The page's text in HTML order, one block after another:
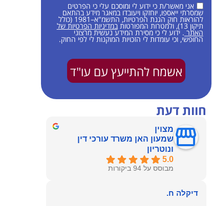
אני מאשר/ת כי ידוע לי ומוסכם עלי כי הפרטים
שמסרתי ייאספו, יוחזקו ויעובדו במאגר מידע בהתאם
להוראות חוק הגנת הפרטיות, התשמ"א–1981 (כולל
תיקון 13), ולמטרות המפורטות במדיניות הפרטיות של
האתר . ידוע לי כי מסירת המידע נעשית מרצוני
החופשי, וכי עומדות לי הזכויות המוקנות לי לפי החוק.
אשמח להתייעץ עם עו"ד
חוות דעת
מצוין
שמעון האן משרד עורכי דין
ונוטריון
5.0
מבוסס על 94 ביקורות
דיקלה ח.